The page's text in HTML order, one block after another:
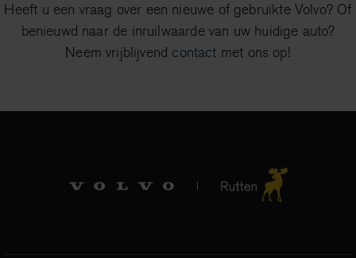
Heeft u een vraag over een nieuwe of gebruikte Volvo? Of
benieuwd naar de inruilwaarde van uw huidige auto?
Neem vrijblijvend contact met ons op!